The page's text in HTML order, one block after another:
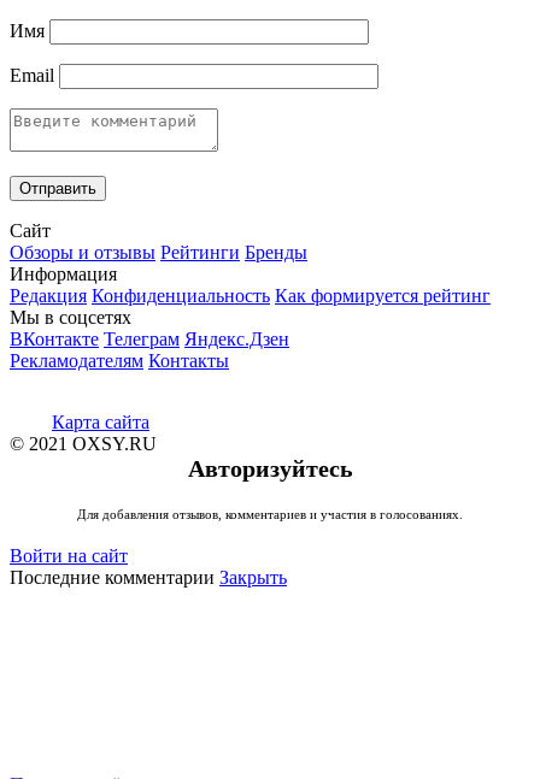
Имя
Email
Сайт
Обзоры и отзывы Рейтинги Бренды
Информация
Редакция Конфиденциальность Как формируется рейтинг
Мы в соцсетях
ВКонтакте Телеграм Яндекс.Дзен
Рекламодателям Контакты
Карта сайта
© 2021 OXSY.RU
Авторизуйтесь
Для добавления отзывов, комментариев и участия в голосованиях.
Войти на сайт
Последние комментарии Закрыть